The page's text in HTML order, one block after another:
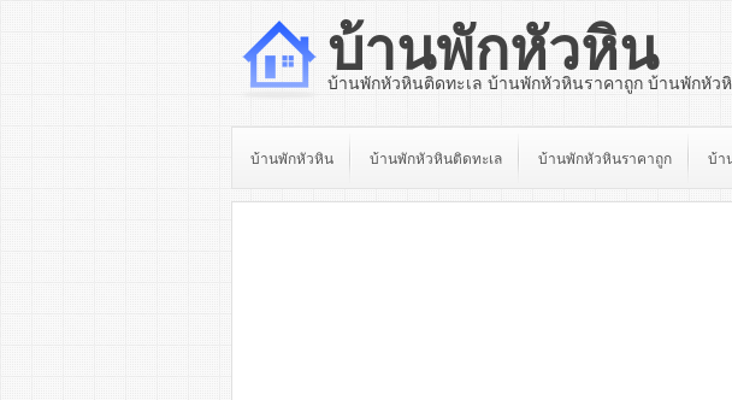
บ้านพักหัวหิน
บ้านพักหัวหินติดทะเล บ้านพักหัวหินราคาถูก บ้านพักหัว
บ้านพักหัวหิน บ้านพักหัวหินติดทะเล บ้านพักหัวหินราคาถูก บ้า